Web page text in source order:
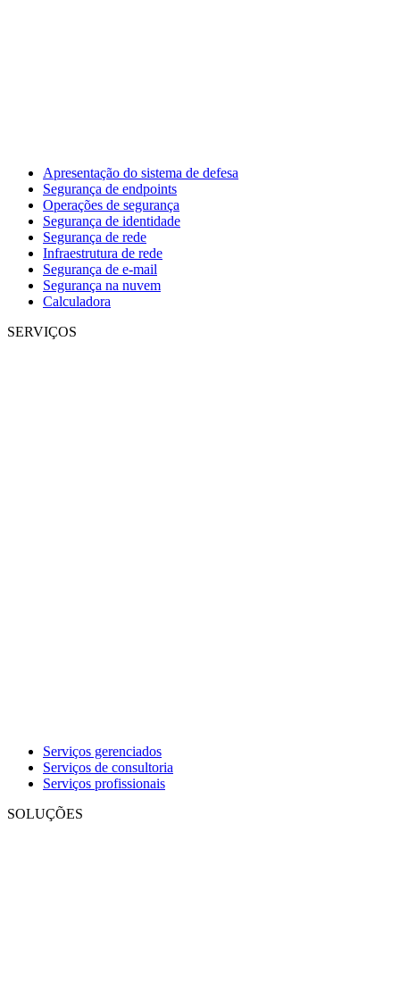
Apresentação do sistema de defesa
Segurança de endpoints
Operações de segurança
Segurança de identidade
Segurança de rede
Infraestrutura de rede
Segurança de e-mail
Segurança na nuvem
Calculadora
SERVIÇOS
Serviços gerenciados
Serviços de consultoria
Serviços profissionais
SOLUÇÕES